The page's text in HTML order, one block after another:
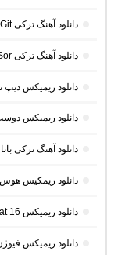
دانلود آهنگ ترکی Topla Git از کورتولوش کوش
دانلود آهنگ ترکی Kalbine Sor از Bahadır Macit و Tunahan Sakar
دانلود ریمیکس دیپ نایت 2 از احسان رمزی (ریمیکس
دانلود ریمیکس
دانلود آهنگ ترکی
دانلود ریمکیس هوس
دانلود ریمیکس AM Beat 16 از دیجی AMB (پادکست طولانی شنیدنی)
دانلود ریمیکس فیوژن 17 از لیروی